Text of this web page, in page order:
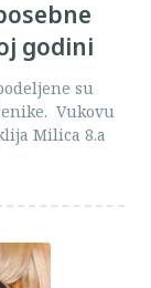
godini
su
Vukovu
Milica 8.a